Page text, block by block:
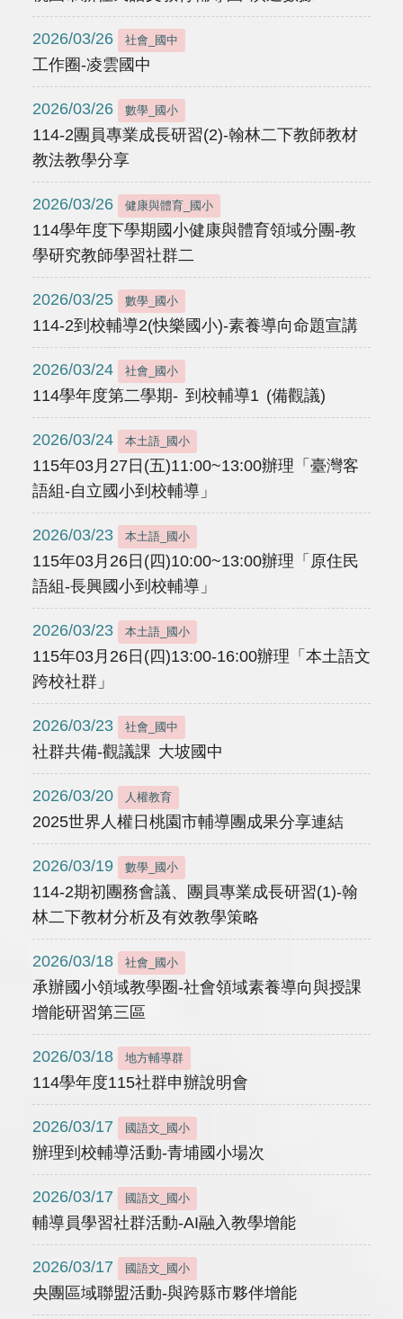
2026/03/26 社會_國中
工作圈-凌雲國中
2026/03/26 數學_國小
114-2團員專業成長研習(2)-翰林二下教師教材
教法教學分享
2026/03/26 健康與體育_國小
114學年度下學期國小健康與體育領域分團-教
學研究教師學習社群二
2026/03/25 數學_國小
114-2到校輔導2(快樂國小)-素養導向命題宣講
2026/03/24 社會_國小
114學年度第二學期- 到校輔導1 (備觀議)
2026/03/24 本土語_國小
115年03月27日(五)11:00~13:00辦理「臺灣客
語組-自立國小到校輔導」
2026/03/23 本土語_國小
115年03月26日(四)10:00~13:00辦理「原住民
語組-長興國小到校輔導」
2026/03/23 本土語_國小
115年03月26日(四)13:00-16:00辦理「本土語文
跨校社群」
2026/03/23 社會_國中
社群共備-觀議課 大坡國中
2026/03/20 人權教育
2025世界人權日桃園市輔導團成果分享連結
2026/03/19 數學_國小
114-2期初團務會議、團員專業成長研習(1)-翰
林二下教材分析及有效教學策略
2026/03/18 社會_國小
承辦國小領域教學圈-社會領域素養導向與授課
增能研習第三區
2026/03/18 地方輔導群
114學年度115社群申辦說明會
2026/03/17 國語文_國小
辦理到校輔導活動-青埔國小場次
2026/03/17 國語文_國小
輔導員學習社群活動-AI融入教學增能
2026/03/17 國語文_國小
央團區域聯盟活動-與跨縣市夥伴增能